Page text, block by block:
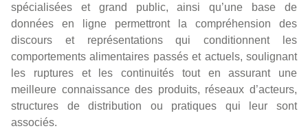
spécialisées et grand public, ainsi qu’une base de
données en ligne permettront la compréhension des
discours et représentations qui conditionnent les
comportements alimentaires passés et actuels, soulignant
les ruptures et les continuités tout en assurant une
meilleure connaissance des produits, réseaux d’acteurs,
structures de distribution ou pratiques qui leur sont
associés.